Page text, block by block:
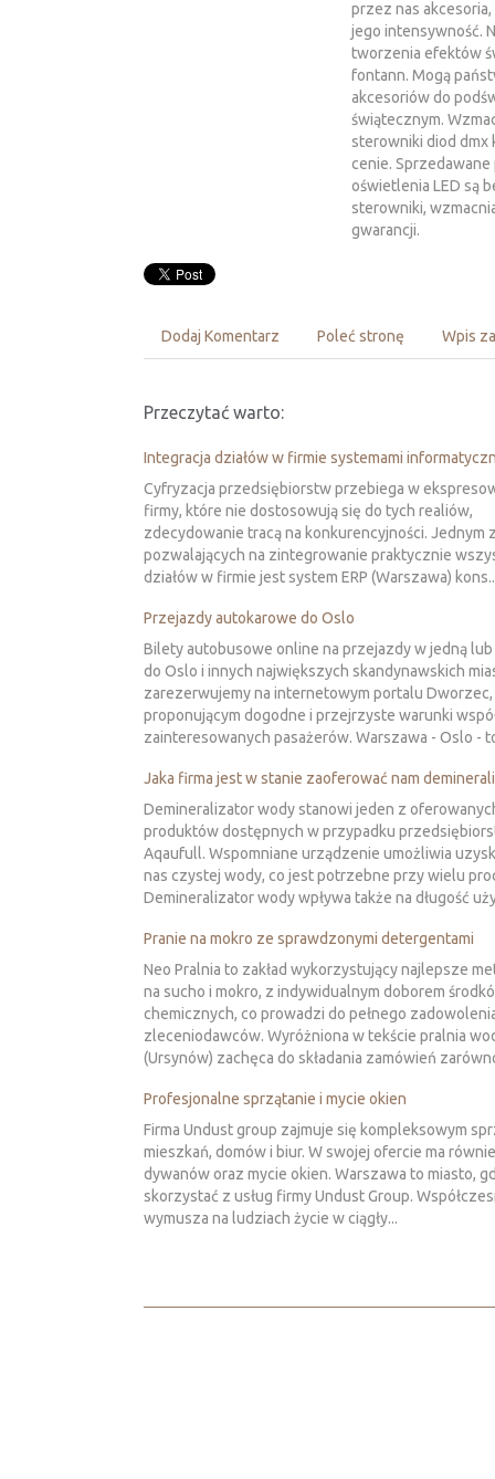
przez nas akcesoria,
jego intensywność.
tworzenia efektów
fontann. Mogą
akcesoriów do
świątecznym.
sterowniki diod dmx
cenie.
oświetlenia LED są
sterowniki,
gwarancji.
Dodaj Komentarz Poleć stronę Wpis
Przeczytać warto:
Integracja działów w firmie systemami
Cyfryzacja przedsiębiorstw przebiega w
firmy, które nie dostosowują się do tych realiów,
zdecydowanie tracą na konkurencyjności. Jednym
pozwalających na zintegrowanie praktycznie
działów w firmie jest system ERP (Warszawa)
Przejazdy autokarowe do Oslo
Bilety autobusowe online na przejazdy w jedną
do Oslo i innych największych skandynawskich
zarezerwujemy na internetowym portalu Dworzec,
proponującym dogodne i przejrzyste warunki
zainteresowanych pasażerów. Warszawa - Oslo -
Jaka firma jest w stanie zaoferować nam
Demineralizator wody stanowi jeden z
produktów dostępnych w przypadku
Aqaufull. Wspomniane urządzenie umożliwia
nas czystej wody, co jest potrzebne przy wielu
Demineralizator wody wpływa także na długość
Pranie na mokro ze sprawdzonymi detergentami
Neo Pralnia to zakład wykorzystujący najlepsze
na sucho i mokro, z indywidualnym doborem
chemicznych, co prowadzi do pełnego
zleceniodawców. Wyróżniona w tekście pralnia
(Ursynów) zachęca do składania zamówień
Profesjonalne sprzątanie i mycie okien
Firma Undust group zajmuje się kompleksowym
mieszkań, domów i biur. W swojej ofercie ma
dywanów oraz mycie okien. Warszawa to miasto,
skorzystać z usług firmy Undust Group.
wymusza na ludziach życie w ciągły...